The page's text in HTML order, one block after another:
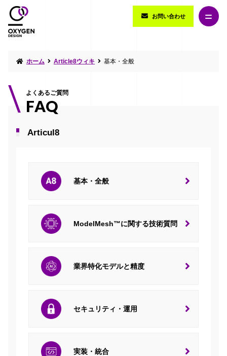
お問い合わせ
ホーム Article8ウィキ 基本・全般
よくあるご質問
FAQ
Articul8
基本・全般
ModelMesh™に関する技術質問
業界特化モデルと精度
セキュリティ・運用
実装・統合